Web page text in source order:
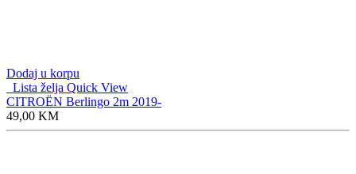
Dodaj u korpu
Lista želja Quick View
CITROËN Berlingo 2m 2019-
49,00 KM